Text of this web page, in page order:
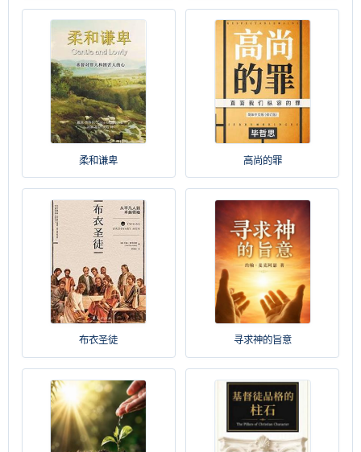
柔和谦卑 高尚的罪
布衣圣徒 寻求神的旨意